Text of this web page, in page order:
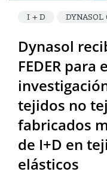
I + D DYNASOL
Dynasol
FEDER para
tejidos no
fabricados
de I+D en
elásticos